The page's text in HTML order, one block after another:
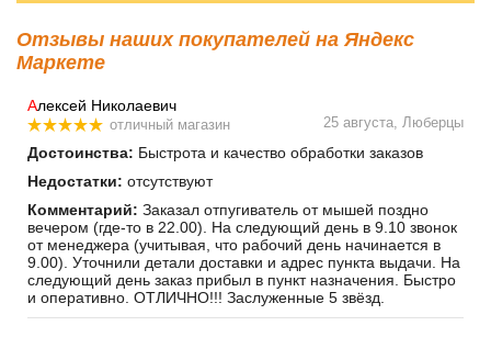
Отзывы наших покупателей на Яндекс
Маркете
Алексей Николаевич
отличный магазин 25 августа, Люберцы
Достоинства: Быстрота и качество обработки заказов
Недостатки: отсутствуют
Комментарий: Заказал отпугиватель от мышей поздно
вечером (где-то в 22.00). На следующий день в 9.10 звонок
от менеджера (учитывая, что рабочий день начинается в
9.00). Уточнили детали доставки и адрес пункта выдачи. На
следующий день заказ прибыл в пункт назначения. Быстро
и оперативно. ОТЛИЧНО!!! Заслуженные 5 звёзд.